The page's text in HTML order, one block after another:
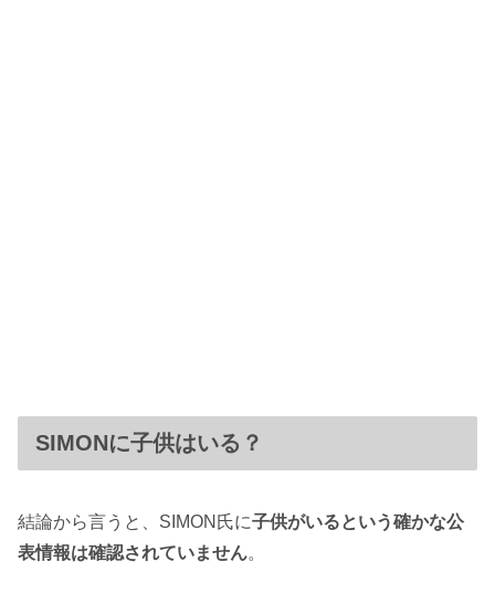
SIMONに子供はいる？
結論から言うと、SIMON氏に子供がいるという確かな公
表情報は確認されていません。